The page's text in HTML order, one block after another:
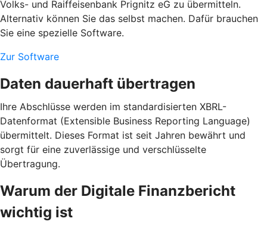
Volks- und Raiffeisenbank Prignitz eG zu übermitteln.
Alternativ können Sie das selbst machen. Dafür brauchen
Sie eine spezielle Software.
Zur Software
Daten dauerhaft übertragen
Ihre Abschlüsse werden im standardisierten XBRL-
Datenformat (Extensible Business Reporting Language)
übermittelt. Dieses Format ist seit Jahren bewährt und
sorgt für eine zuverlässige und verschlüsselte
Übertragung.
Warum der Digitale Finanzbericht
wichtig ist